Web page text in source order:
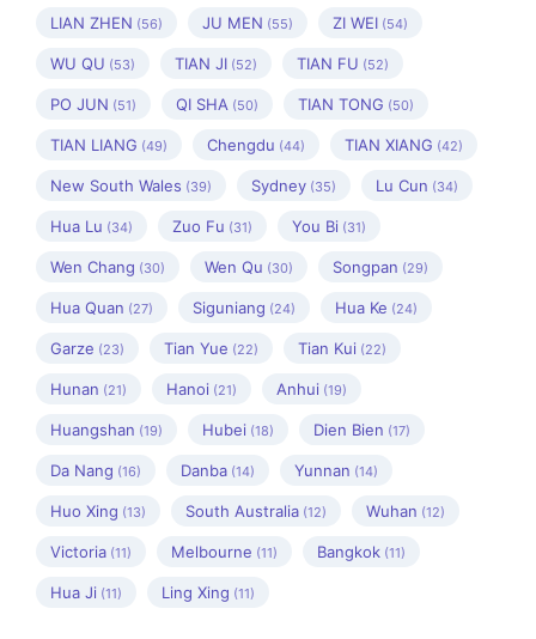
LIAN ZHEN (56) JU MEN (55) ZI WEI (54)
WU QU (53) TIAN JI (52) TIAN FU (52)
PO JUN (51) QI SHA (50) TIAN TONG (50)
TIAN LIANG (49) Chengdu (44) TIAN XIANG (42)
New South Wales (39) Sydney (35) Lu Cun (34)
Hua Lu (34) Zuo Fu (31) You Bi (31)
Wen Chang (30) Wen Qu (30) Songpan (29)
Hua Quan (27) Siguniang (24) Hua Ke (24)
Garze (23) Tian Yue (22) Tian Kui (22)
Hunan (21) Hanoi (21) Anhui (19)
Huangshan (19) Hubei (18) Dien Bien (17)
Da Nang (16) Danba (14) Yunnan (14)
Huo Xing (13) South Australia (12) Wuhan (12)
Victoria (11) Melbourne (11) Bangkok (11)
Hua Ji (11) Ling Xing (11)